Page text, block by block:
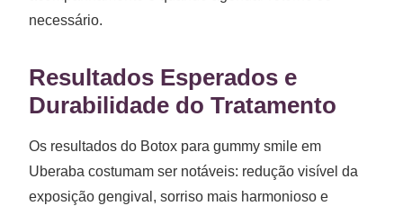
necessário.
Resultados Esperados e
Durabilidade do Tratamento
Os resultados do Botox para gummy smile em
Uberaba costumam ser notáveis: redução visível da
exposição gengival, sorriso mais harmonioso e